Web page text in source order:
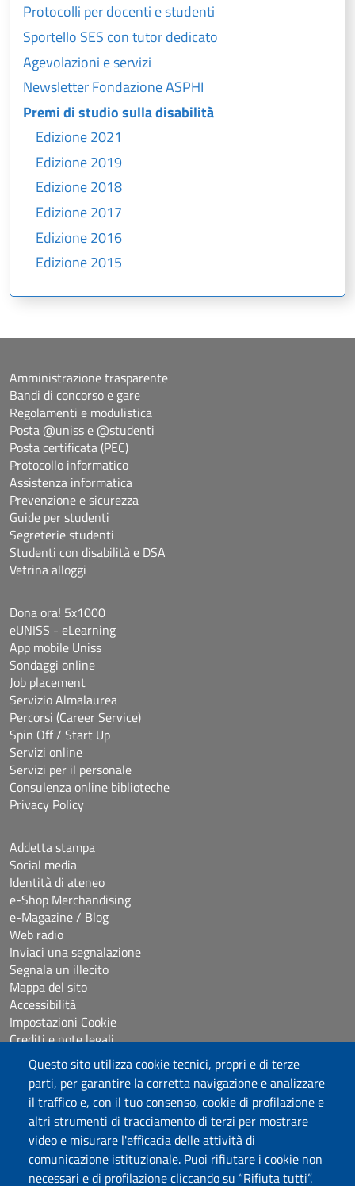
Questo sito utilizza cookie tecnici, propri e di terze
parti, per garantire la corretta navigazione e analizzare
il traffico e, con il tuo consenso, cookie di profilazione e
altri strumenti di tracciamento di terzi per mostrare
video e misurare l'efficacia delle attività di
comunicazione istituzionale. Puoi rifiutare i cookie non
necessari e di profilazione cliccando su “Rifiuta tutti”.
Protocolli per docenti e studenti
Sportello SES con tutor dedicato
Agevolazioni e servizi
Newsletter Fondazione ASPHI
Premi di studio sulla disabilità
Edizione 2021
Edizione 2019
Edizione 2018
Edizione 2017
Edizione 2016
Edizione 2015
Università degli Studi di Sassari
Piazza Università 21, Sassari
Amministrazione trasparente
Bandi di concorso e gare
Regolamenti e modulistica
Posta @uniss e @studenti
Posta certificata (PEC)
Protocollo informatico
Assistenza informatica
Prevenzione e sicurezza
Guide per studenti
Segreterie studenti
Studenti con disabilità e DSA
Vetrina alloggi
Dona ora! 5x1000
eUNISS - eLearning
App mobile Uniss
Sondaggi online
Job placement
Servizio Almalaurea
Percorsi (Career Service)
Spin Off / Start Up
Servizi online
Servizi per il personale
Consulenza online biblioteche
Privacy Policy
Addetta stampa
Social media
Identità di ateneo
e-Shop Merchandising
e-Magazine / Blog
Web radio
Inviaci una segnalazione
Segnala un illecito
Mappa del sito
Accessibilità
Impostazioni Cookie
Crediti e note legali
Seguici su
Chatta con noi